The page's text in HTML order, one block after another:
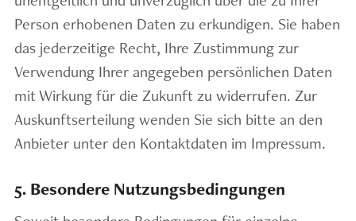
Person erhobenen Daten zu erkundigen. Sie haben
das jederzeitige Recht, Ihre Zustimmung zur
Verwendung Ihrer angegeben persönlichen Daten
mit Wirkung für die Zukunft zu widerrufen. Zur
Auskunftserteilung wenden Sie sich bitte an den
Anbieter unter den Kontaktdaten im Impressum.
5. Besondere Nutzungsbedingungen